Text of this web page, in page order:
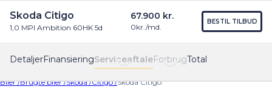
Find os Menu
DetaljerFinansieringServiceaftaleForbrugTotal
Skoda Citigo
1,0 MPI Ambition 60HK 5d
67.900 kr.
0kr./md.
BESTIL TILBUD
Biler /Brugte biler /Skoda /Citigo /Skoda Citigo